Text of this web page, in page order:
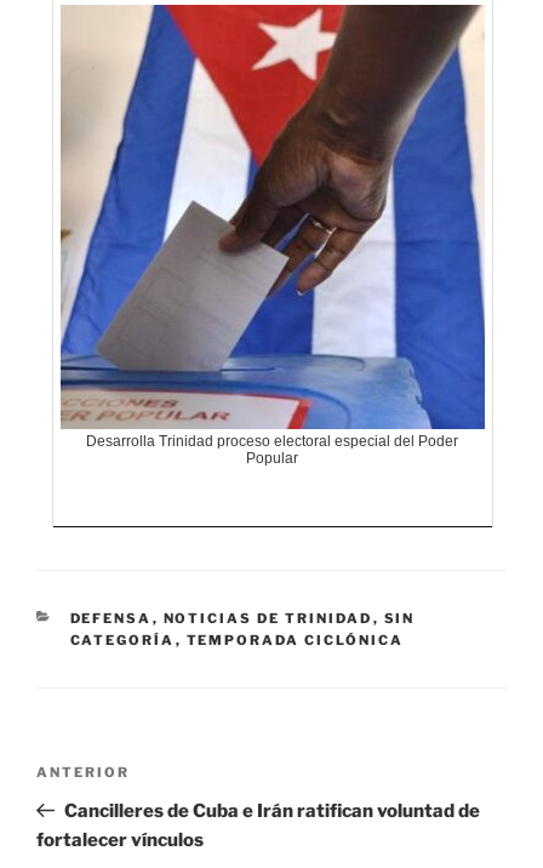
Desarrolla Trinidad proceso electoral especial del Poder
Popular
CATEGORÍAS
DEFENSA , NOTICIAS DE TRINIDAD , SIN
CATEGORÍA , TEMPORADA CICLÓNICA
entradas
Entrada
anterior:
ANTERIOR
Cancilleres de Cuba e Irán ratifican voluntad de
fortalecer vínculos